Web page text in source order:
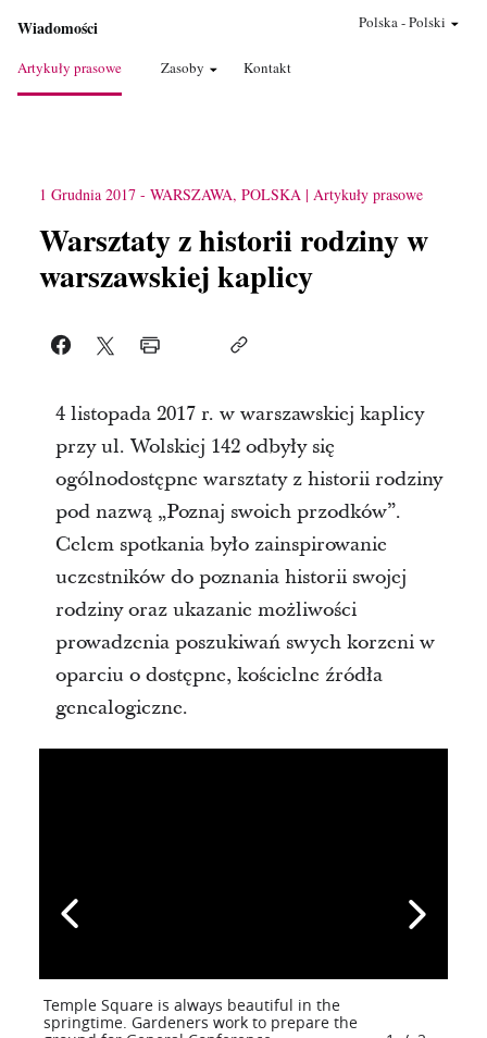
Wiadomości
Artykuły prasowe Zasoby Kontakt
Polska-Polski
1 Grudnia 2017 - WARSZAWA, POLSKA Artykuły prasowe
Warsztaty z historii rodziny w
warszawskiej kaplicy
4 listopada 2017 r. w warszawskiej kaplicy
przy ul. Wolskiej 142 odbyły się
ogólnodostępne warsztaty z historii rodziny
pod nazwą „Poznaj swoich przodków”.
Celem spotkania było zainspirowanie
uczestników do poznania historii swojej
rodziny oraz ukazanie możliwości
prowadzenia poszukiwań swych korzeni w
oparciu o dostępne, kościelne źródła
genealogiczne.
Temple Square is always beautiful in the
springtime. Gardeners work to prepare the